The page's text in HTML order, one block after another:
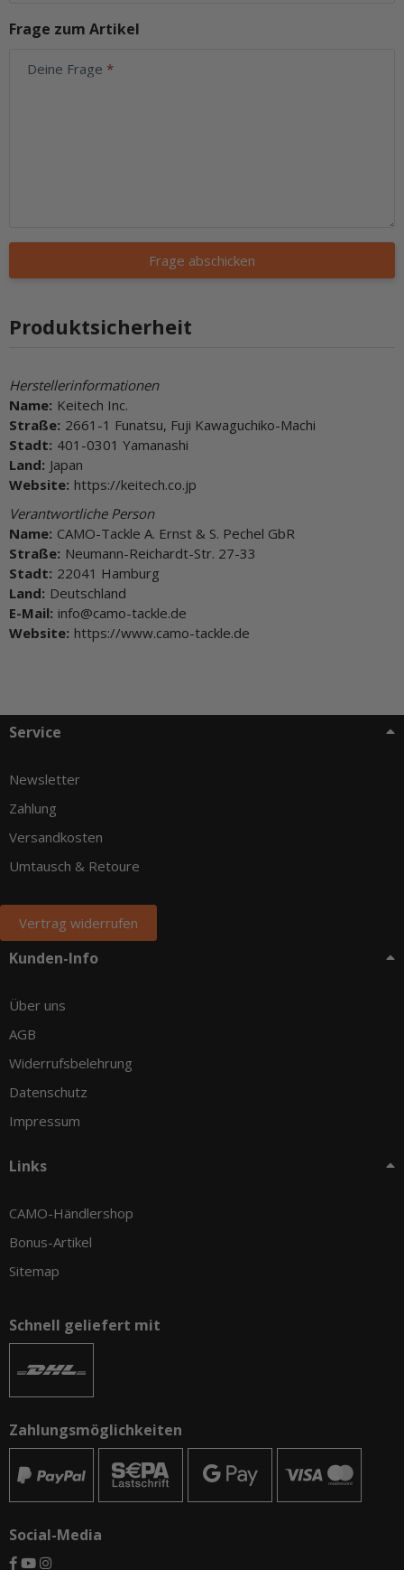
Frage zum Artikel
Deine Frage
Frage abschicken
Produktsicherheit
Herstellerinformationen
Name: Keitech Inc.
Straße: 2661-1 Funatsu, Fuji Kawaguchiko-Machi
Stadt: 401-0301 Yamanashi
Land: Japan
Website: https://keitech.co.jp
Verantwortliche Person
Name: CAMO-Tackle A. Ernst & S. Pechel GbR
Straße: Neumann-Reichardt-Str. 27-33
Stadt: 22041 Hamburg
Land: Deutschland
E-Mail: info@camo-tackle.de
Website: https://www.camo-tackle.de
Service
Newsletter
Zahlung
Versandkosten
Umtausch & Retoure
Vertrag widerrufen
Kunden-Info
Über uns
AGB
Widerrufsbelehrung
Datenschutz
Impressum
Links
CAMO-Händlershop
Bonus-Artikel
Sitemap
Schnell geliefert mit
Zahlungsmöglichkeiten
Social-Media